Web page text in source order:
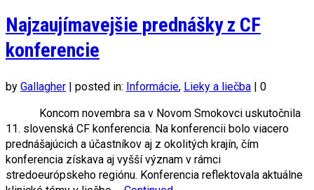
Najzaujímavejšie prednášky z CF
konferencie
by Gallagher | posted in: Informácie, Lieky a liečba | 0
Koncom novembra sa v Novom Smokovci uskutočnila
11. slovenská CF konferencia. Na konferencii bolo viacero
prednášajúcich a účastníkov aj z okolitých krajín, čím
konferencia získava aj vyšší význam v rámci
stredoeurópskeho regiónu. Konferencia reflektovala aktuálne